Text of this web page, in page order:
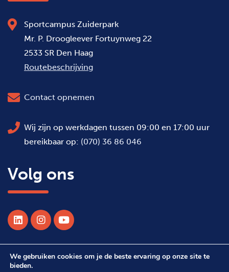
Sportcampus Zuiderpark
Mr. P. Droogleever Fortuynweg 22
2533 SR Den Haag
Routebeschrijving
Contact opnemen
Wij zijn op werkdagen tussen 09:00 en 17:00 uur
bereikbaar op: (070) 36 86 046
Volg ons
© 2026 Alle rechten voorbehouden WSDH
We gebruiken cookies om je de beste ervaring op onze site te
bieden.